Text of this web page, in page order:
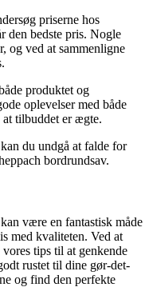
priserne hos
den bedste pris. Nogle
og ved at sammenligne
produktet og
oplevelser med både
at tilbuddet er ægte.
du undgå at falde for
bordrundsav.
være en fantastisk måde
med kvaliteten. Ved at
tips til at genkende
rustet til dine gør-det-
og find den perfekte